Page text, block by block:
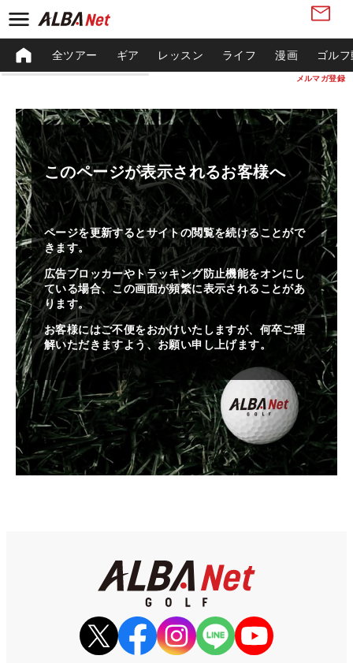
メルマガ登録
全ツアー ギア レッスン ライフ 漫画 ゴル
このページが表示されるお客様へ
ページを更新するとサイトの閲覧を続けることがで
きます。
広告ブロッカーやトラッキング防止機能をオンにし
ている場合、この画面が頻繁に表示されることがあ
ります。
お客様にはご不便をおかけいたしますが、何卒ご理
解いただきますよう、お願い申し上げます。